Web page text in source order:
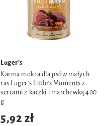
Luger's
Karma mokra dla psów małych
ras Luger's Little's Moments z
sercami z kaczki i marchewką 400
g
5,92 zł